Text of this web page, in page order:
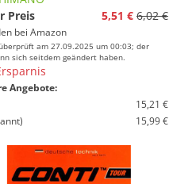
Preis
5,51 € 6,02 €
bei Amazon
am 27.09.2025 um 00:03; der
sich seitdem geändert haben.
Angebote:
15,21 €
15,99 €